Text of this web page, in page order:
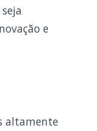
e
altamente